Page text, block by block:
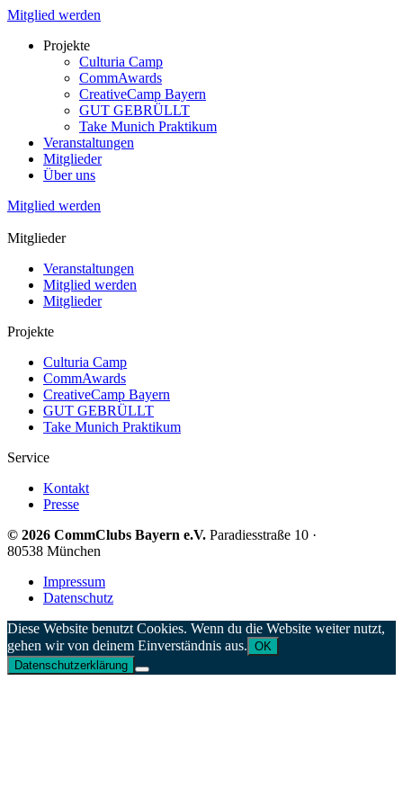
Mitglied werden
Projekte
Culturia Camp
CommAwards
CreativeCamp Bayern
GUT GEBRÜLLT
Take Munich Praktikum
Veranstaltungen
Mitglieder
Über uns
Mitglied werden
Mitglieder
Veranstaltungen
Mitglied werden
Mitglieder
Projekte
Culturia Camp
CommAwards
CreativeCamp Bayern
GUT GEBRÜLLT
Take Munich Praktikum
Service
Kontakt
Presse
© 2026 CommClubs Bayern e.V. Paradiesstraße 10 ·
80538 München
Impressum
Datenschutz
Diese Website benutzt Cookies. Wenn du die Website weiter nutzt,
gehen wir von deinem Einverständnis aus. OK
Datenschutzerklärung